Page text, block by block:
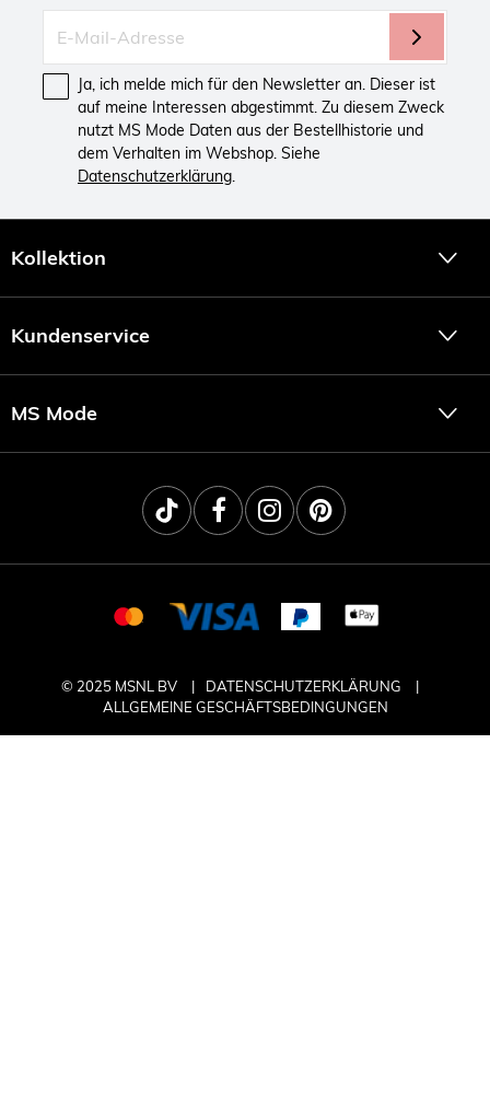
Ja, ich melde mich für den Newsletter an. Dieser ist
auf meine Interessen abgestimmt. Zu diesem Zweck
nutzt MS Mode Daten aus der Bestellhistorie und
dem Verhalten im Webshop. Siehe
Datenschutzerklärung
Kollektion
Kundenservice
MS Mode
© 2025 MSNL BV
DATENSCHUTZERKLÄRUNG
ALLGEMEINE GESCHÄFTSBEDINGUNGEN